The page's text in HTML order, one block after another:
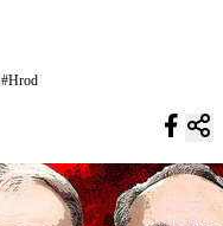
#Hrod